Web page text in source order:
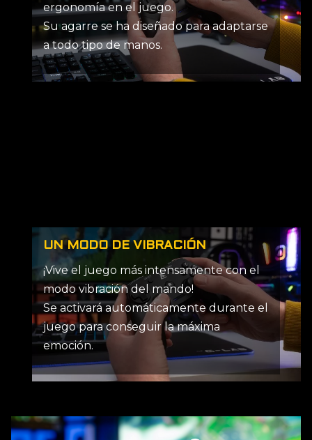
ergonomía en el juego.
Su agarre se ha diseñado para adaptarse
a todo tipo de manos.
UN MODO DE VIBRACIÓN
¡Vive el juego más intensamente con el
modo vibración del mando!
Se activará automáticamente durante el
juego para conseguir la máxima
emoción.